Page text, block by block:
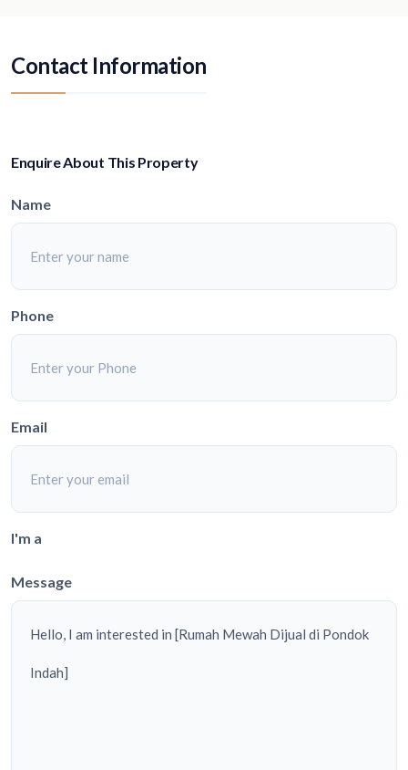
Contact Information
Enquire About This Property
Name
Phone
Email
I'm a
Message